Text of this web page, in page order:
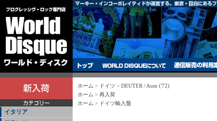
イタリア
ホーム > ドイツ > DEUTER / Aum ('72)
ホーム > 再入荷
ホーム > ドイツ輸入盤